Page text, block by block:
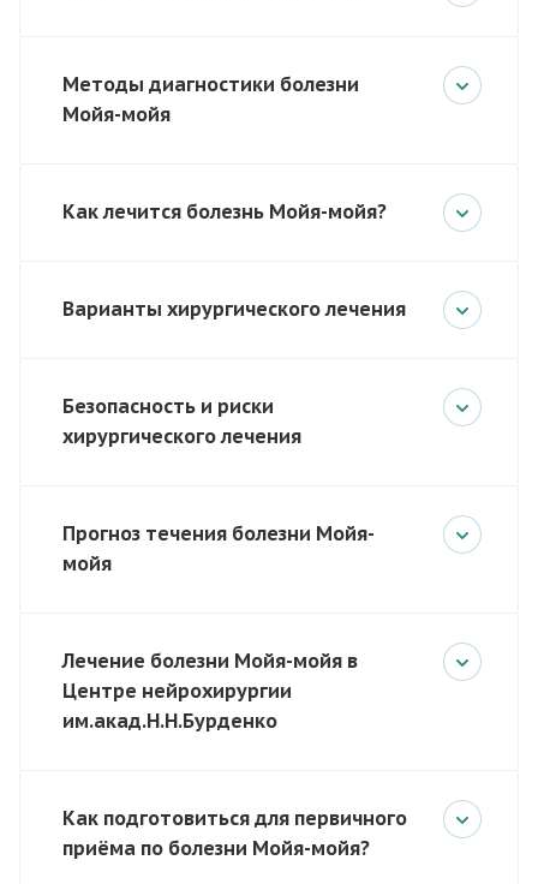
Методы диагностики болезни
Мойя-мойя
Как лечится болезнь Мойя-мойя?
Варианты хирургического лечения
Безопасность и риски
хирургического лечения
Прогноз течения болезни Мойя-
мойя
Лечение болезни Мойя-мойя в
Центре нейрохирургии
им.акад.Н.Н.Бурденко
Как подготовиться для первичного
приёма по болезни Мойя-мойя?